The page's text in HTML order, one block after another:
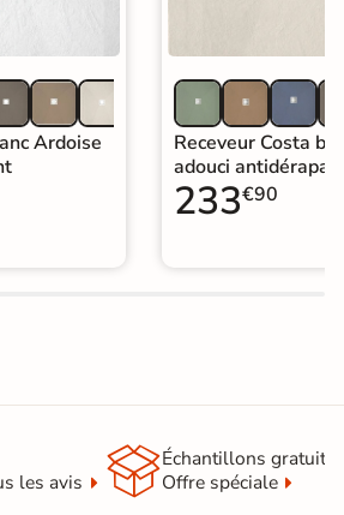
Ardoise
Receveur Costa
adouci
233€90
les avis
Échantillons gratuit
Offre spéciale